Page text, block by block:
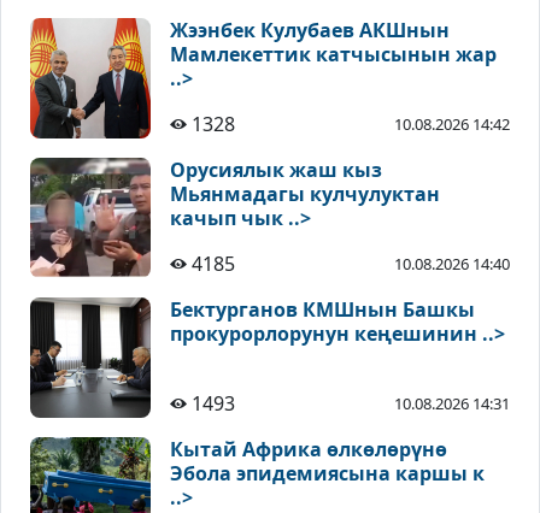
Жээнбек Кулубаев АКШнын
Мамлекеттик катчысынын жар
..>
1328
10.08.2026 14:42
Орусиялык жаш кыз
Мьянмадагы кулчулуктан
качып чык ..>
4185
10.08.2026 14:40
Бектурганов КМШнын Башкы
прокурорлорунун кеңешинин ..>
1493 10.08.2026 14:31
Кытай Африка өлкөлөрүнө
Эбола эпидемиясына каршы к
..>